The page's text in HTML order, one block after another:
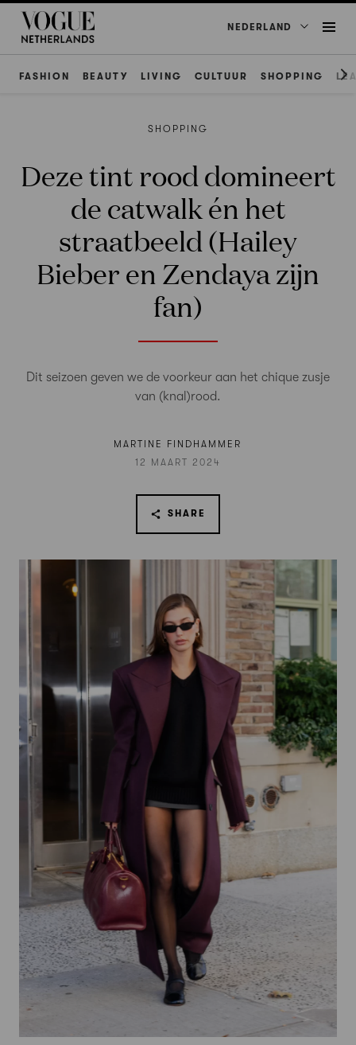
NEDERLAND
FASHION BEAUTY LIVING CULTUUR SHOPPING
SHOPPING
Deze tint rood domineert
de catwalk én het
straatbeeld (Hailey
Bieber en Zendaya zijn
fan)
Dit seizoen geven we de voorkeur aan het chique zusje
van (knal)rood.
MARTINE FINDHAMMER
12 MAART 2024
SHARE